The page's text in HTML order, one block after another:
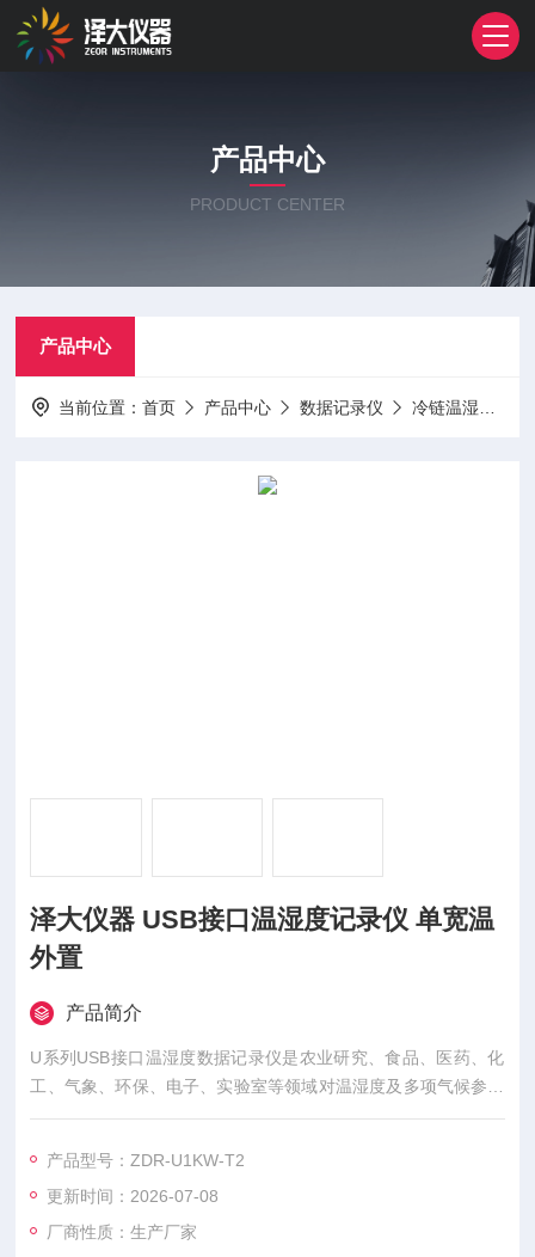
产品中心
PRODUCT CENTER
产品中心
当前位置：首页 产品中心 数据记录仪 冷链温湿度记录仪
泽大仪器 USB接口温湿度记录仪 单宽温
外置
产品简介
U系列USB接口温湿度数据记录仪是农业研究、食品、医药、化
工、气象、环保、电子、实验室等领域对温湿度及多项气候参数
进行监测记录的仪器。采用内置或外接各种传感器，将采样数据
行处理。
产品型号：ZDR-U1KW-T2
更新时间：2026-07-08
厂商性质：生产厂家